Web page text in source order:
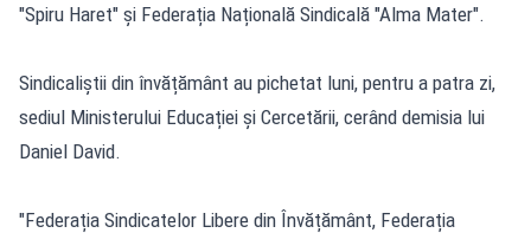
"Spiru Haret" și Federația Națională Sindicală "Alma Mater".
Sindicaliștii din învățământ au pichetat luni, pentru a patra zi,
sediul Ministerului Educației și Cercetării, cerând demisia lui
Daniel David.
"Federația Sindicatelor Libere din Învățământ, Federația